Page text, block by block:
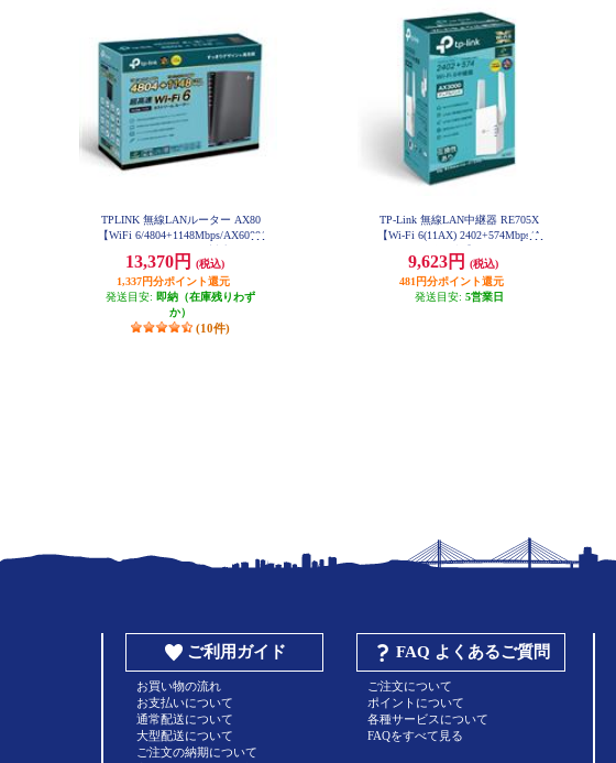
TPLINK 無線LANルーター AX80
【WiFi 6/4804+1148Mbps/AX6000/
0/IPoE/IPv6対応/3年保証/2022年12
月モデル】 ARCHER-AX80
13,370円
(税込)
1,337円分ポイント還元
発送目安: 即納（在庫残りわず
か）
(10件)
TP-Link 無線LAN中継器 RE705X
【Wi-Fi 6(11AX) 2402+574Mbps/A
9,623円
(税込)
481円分ポイント還元
発送目安: 5営業日
ご利用ガイド
お買い物の流れ
お支払いについて
通常配送について
大型配送について
ご注文の納期について
FAQ よくあるご質問
ご注文について
ポイントについて
各種サービスについて
FAQをすべて見る